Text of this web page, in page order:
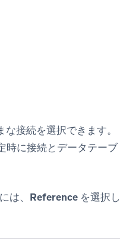
接続を選択できます。
時に接続とデータテーブ
は、 Reference を選択し